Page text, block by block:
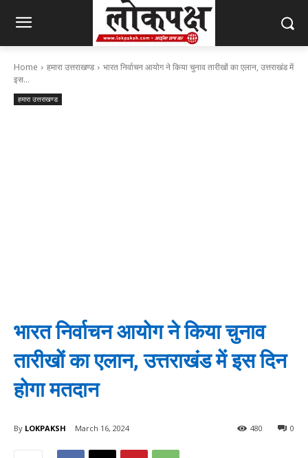
Home हमारा उत्तराखण्ड
भारत निर्वाचन आयोग ने किया चुनाव तारीखों का एलान, उत्तराखंड में
इस...
हमारा उत्तराखण्ड
भारत निर्वाचन आयोग ने किया चुनाव
तारीखों का एलान, उत्तराखंड में इस दिन
होगा मतदान
By LOKPAKSH March 16, 2024 0
480